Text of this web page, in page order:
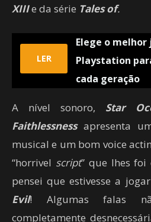
XIIIe da série Tales of.
LER
Elege o melhor
Playstation
cada geração
A nível sonoro, Star
Faithlessnessapresenta
musical e um bom voice
“horrivel script” que lhes
pensei que estivesse a
Evil! Algumas falas
completamente